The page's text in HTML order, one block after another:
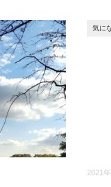
2021
気に